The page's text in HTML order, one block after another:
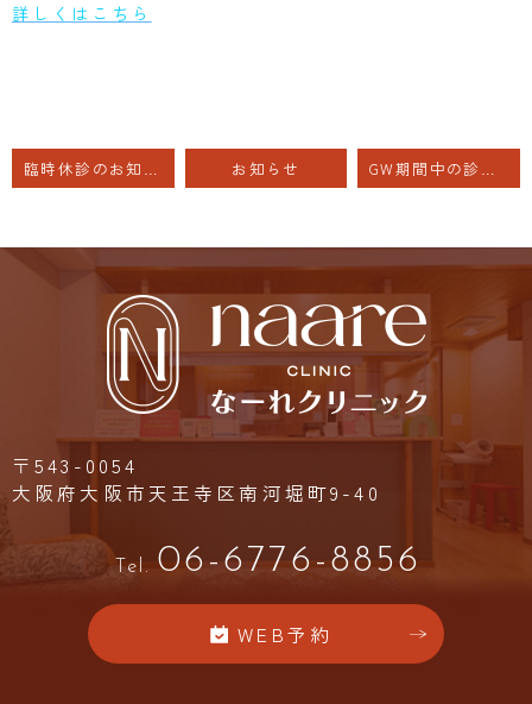
詳しくはこちら
臨時休診のお知らせ お知らせ GW期間中の診察について
〒543-0054
大阪府大阪市天王寺区南河堀町9-40
Tel. 06-6776-8856
WEB予約